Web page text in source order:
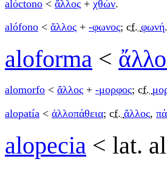
alóctono < ἄλλος + χθών.
alófono < ἄλλος + -φωνος; cf. φωνή.
aloforma <
alomorfo < ἄλλος + -μορφος; cf.
alopatía < ἀλλοπάθεια; cf. ἄλλος,
alopecia < lat.